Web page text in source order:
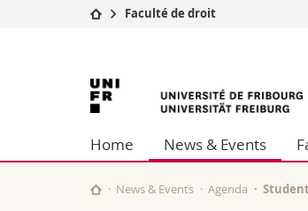
Etudes
Campus
Université
Formation continue
Faculté de droit
Université
de
Fribourg
Home News & Events
News & Events Agenda